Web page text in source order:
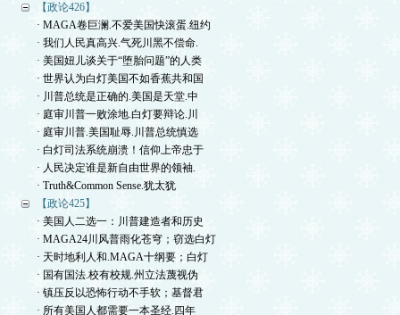
【政论426】
· MAGA卷巨澜.不爱美国快滚蛋.纽约
· 我们人民真高兴.气死川黑不偿命.
· 美国妞儿谈关于“堕胎问题”的人类
· 世界认为白灯美国不如香蕉共和国
· 川普总统是正确的.美国是天堂.中
· 庭审川普一败涂地.白灯要辩论.川
· 庭审川普.美国耻辱.川普总统慎选
· 白灯司法系统崩溃！信仰上帝忠于
· 人民决定谁是新自由世界的领袖.
· Truth&Common Sense.犹太犹
【政论425】
· 美国人二选一：川普建造者和历史
· MAGA24川风普雨化苍穹；窃选白灯
· 天时地利人和.MAGA十纲要；白灯
· 国有国法.校有校规.州立法蔑视伪
· 镇压反以恐怖行动不手软；基督君
· 所有美国人都需要一本圣经.四年